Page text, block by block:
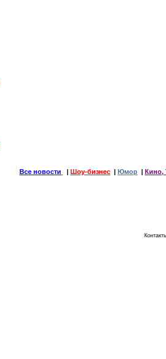
Все новости Шоу-бизнес Юмор Кино,